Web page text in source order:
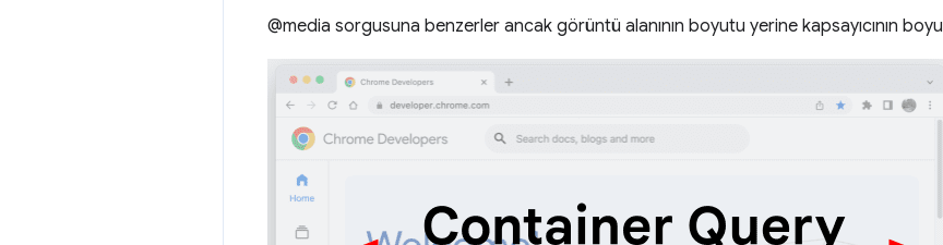
@media sorgusuna benzerler ancak görüntü alanının boyutu yerine kapsayıcının